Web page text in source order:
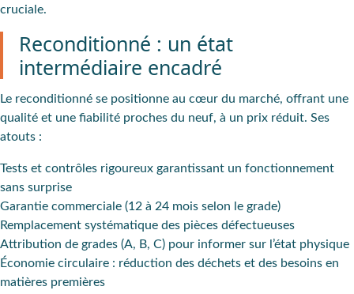
cruciale.
Reconditionné : un état
intermédiaire encadré
Le reconditionné se positionne au cœur du marché, offrant une
qualité et une fiabilité proches du neuf, à un prix réduit. Ses
atouts :
Tests et contrôles rigoureux garantissant un fonctionnement
sans surprise
Garantie commerciale (12 à 24 mois selon le grade)
Remplacement systématique des pièces défectueuses
Attribution de grades (A, B, C) pour informer sur l’état physique
Économie circulaire : réduction des déchets et des besoins en
matières premières